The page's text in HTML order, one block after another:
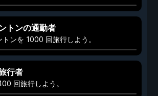
トンの通勤者
トンを 1000 回旅行しよう。
行者
回旅行しよう。